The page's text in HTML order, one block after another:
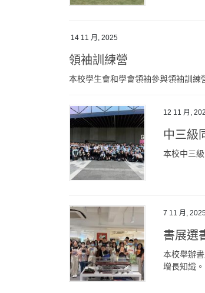
14 11 月, 2025
領袖訓練營
本校學生會和學會領袖參與領袖訓練
12 11 月,
中三級
本校中三
7 11 月,
書展選
本校舉辦
增長知識